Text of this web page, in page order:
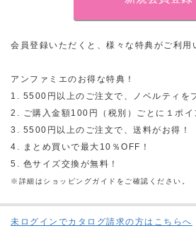
会員登録いただくと、様々な特典がご利用
アンファミエのお得な特典！
1. 5500円以上のご注文で、ノベルティを
2. ご購入金額100円（税別）ごとに１ポイ
3. 5500円以上のご注文で、送料がお得！
4. まとめ買いで最大10％OFF！
5. 色サイズ交換が無料！
※詳細はショッピングガイドをご確認ください。
未ログインでカタログ請求の方はこちらへ